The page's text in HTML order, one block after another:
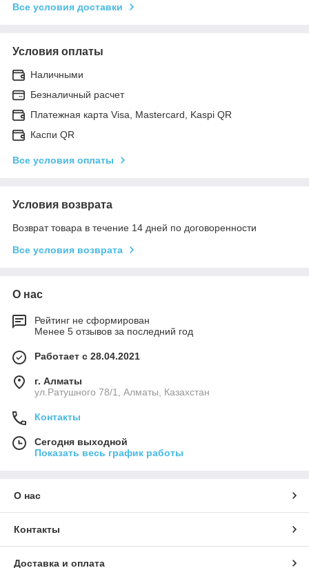
Все условия доставки
Условия оплаты
Наличными
Безналичный расчет
Платежная карта Visa, Mastercard, Kaspi QR
Каспи QR
Все условия оплаты
Условия возврата
Возврат товара в течение 14 дней по договоренности
Все условия возврата
О нас
Рейтинг не сформирован
Менее 5 отзывов за последний год
Работает с 28.04.2021
г. Алматы
ул.Ратушного 78/1, Алматы, Казахстан
Контакты
Сегодня выходной
Показать весь график работы
О нас
Контакты
Доставка и оплата